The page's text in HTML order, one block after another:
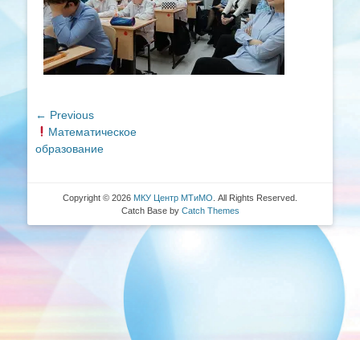
Навигация
по
записям
← Previous
Previous
post:
Математическое
образование
Copyright © 2026 МКУ Центр МТиМО . All Rights Reserved.
Catch Base by Catch Themes